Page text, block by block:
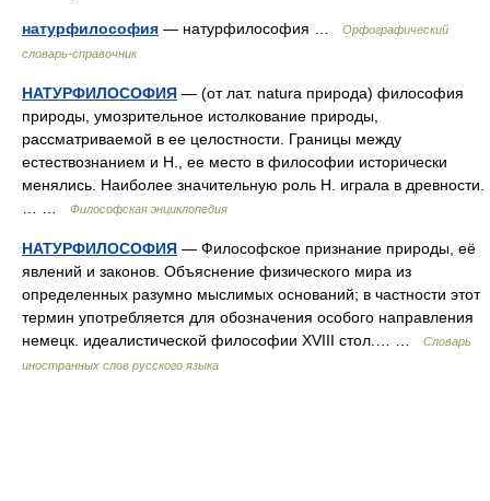
натурфилософия — натурфилософия …
Орфографический
словарь-справочник
НАТУРФИЛОСОФИЯ — (от лат. natura природа) философия
природы, умозрительное истолкование природы,
рассматриваемой в ее целостности. Границы между
естествознанием и Н., ее место в философии исторически
менялись. Наиболее значительную роль Н. играла в древности.
Философская энциклопедия
НАТУРФИЛОСОФИЯ — Философское признание природы, её
явлений и законов. Объяснение физического мира из
определенных разумно мыслимых оснований; в частности этот
термин употребляется для обозначения особого направления
немецк. идеалистической философии XVIII стол.… …
Словарь
иностранных слов русского языка